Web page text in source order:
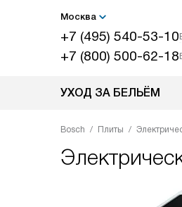
Москва
+7 (495) 540-53-10
+7 (800) 500-62-18
УХОД ЗА БЕЛЬЁМ
Bosch Плиты